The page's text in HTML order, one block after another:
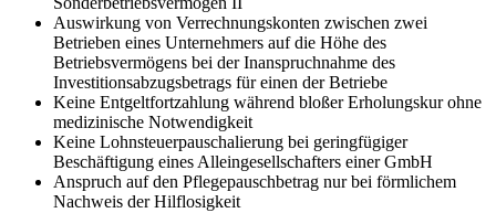
Auswirkung von Verrechnungskonten zwischen zwei
Betrieben eines Unternehmers auf die Höhe des
Betriebsvermögens bei der Inanspruchnahme des
Investitionsabzugsbetrags für einen der Betriebe
Keine Entgeltfortzahlung während bloßer Erholungskur ohne
medizinische Notwendigkeit
Keine Lohnsteuerpauschalierung bei geringfügiger
Beschäftigung eines Alleingesellschafters einer GmbH
Anspruch auf den Pflegepauschbetrag nur bei förmlichem
Nachweis der Hilflosigkeit